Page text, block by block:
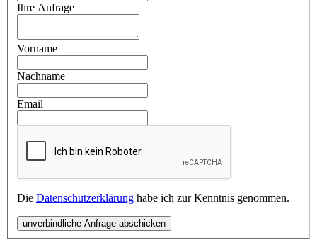
Ihre Anfrage
Vorname
Nachname
Email
Die Datenschutzerklärung habe ich zur Kenntnis genommen.
unverbindliche Anfrage abschicken